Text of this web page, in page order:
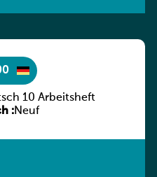
10 Arbeitsheft
:Neuf